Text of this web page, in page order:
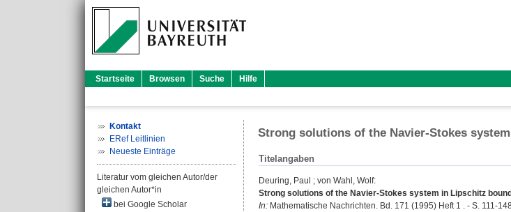
Startseite Browsen Suche Hilfe
Kontakt
ERef Leitlinien
Neueste Einträge
Literatur vom gleichen Autor/der
gleichen Autor*in
bei Google Scholar
Strong solutions of the Navier-Stokes
Titelangaben
Deuring, Paul ; von Wahl, Wolf:
Strong solutions of the Navier-Stokes system in Lipschitz
In: Mathematische Nachrichten. Bd. 171 (1995) Heft 1 . - S. 111-